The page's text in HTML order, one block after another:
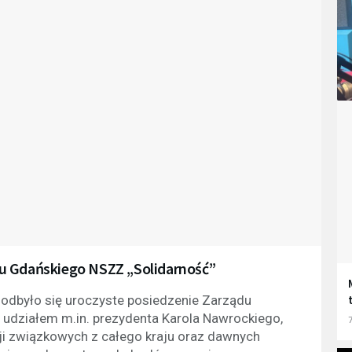
NSZZ „Solidarność”
się uroczyste posiedzenie Zarządu
m.in. prezydenta Karola Nawrockiego,
związkowych z całego kraju oraz dawnych